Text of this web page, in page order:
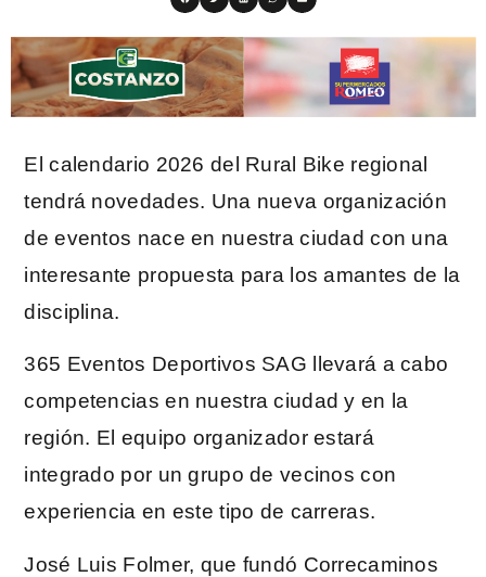
El calendario 2026 del Rural Bike regional
tendrá novedades. Una nueva organización
de eventos nace en nuestra ciudad con una
interesante propuesta para los amantes de la
disciplina.
365 Eventos Deportivos SAG llevará a cabo
competencias en nuestra ciudad y en la
región. El equipo organizador estará
integrado por un grupo de vecinos con
experiencia en este tipo de carreras.
José Luis Folmer, que fundó Correcaminos